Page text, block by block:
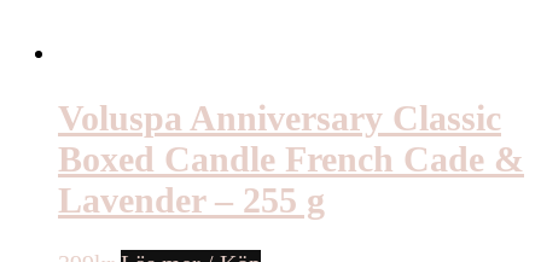
Voluspa Anniversary Classic
Boxed Candle French Cade &
Lavender – 255 g